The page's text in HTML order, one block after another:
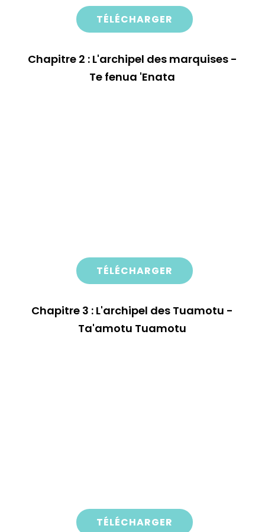
TÉLÉCHARGER
Chapitre 2 : L'archipel des marquises -
Te fenua 'Enata
TÉLÉCHARGER
Chapitre 3 : L'archipel des Tuamotu -
Ta'amotu Tuamotu
TÉLÉCHARGER